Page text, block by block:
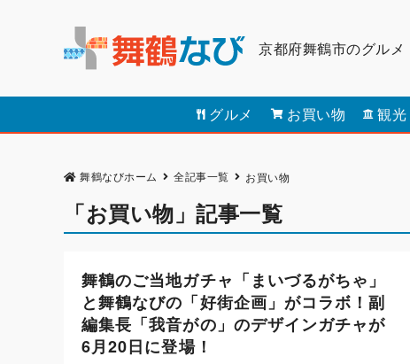
京都府舞鶴市のグルメ
グルメ お買い物 観光
舞鶴なびホーム 全記事一覧 お買い物
「お買い物」記事一覧
舞鶴のご当地ガチャ「まいづるがちゃ」
と舞鶴なびの「好街企画」がコラボ！副
編集長「我音がの」のデザインガチャが
6月20日に登場！